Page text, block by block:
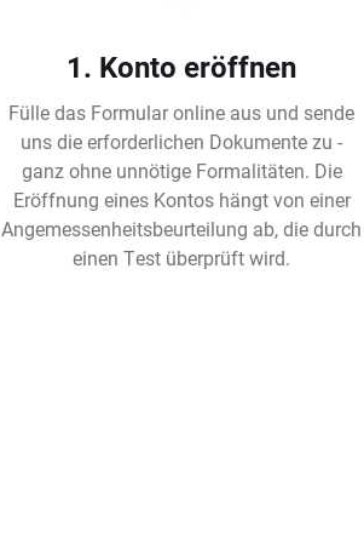
1. Konto eröffnen
Fülle das Formular online aus und sende
uns die erforderlichen Dokumente zu -
ganz ohne unnötige Formalitäten. Die
Eröffnung eines Kontos hängt von einer
Angemessenheitsbeurteilung ab, die durch
einen Test überprüft wird.